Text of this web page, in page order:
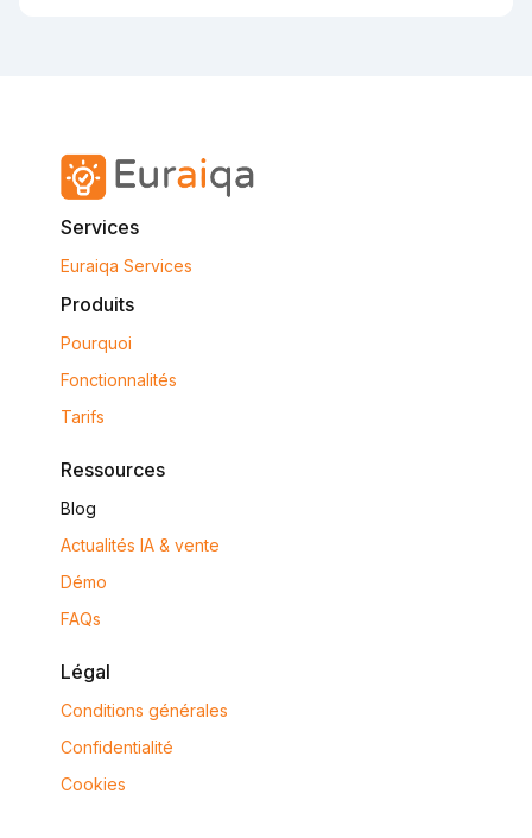
Services
Euraiqa Services
Produits
Pourquoi
Fonctionnalités
Tarifs
Ressources
Blog
Actualités IA & vente
Démo
FAQs
Légal
Conditions générales
Confidentialité
Cookies